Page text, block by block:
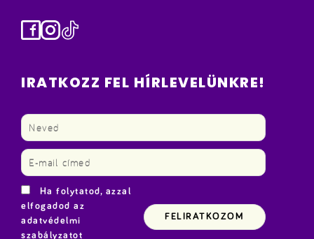
Facebook
Instagram
TikTok
IRATKOZZ FEL HÍRLEVELÜNKRE!
Ha folytatod, azzal
elfogadod az
adatvédelmi
szabályzatot